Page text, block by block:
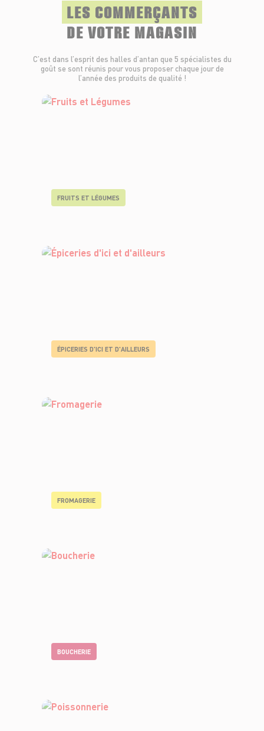
LES COMMERÇANTS
DE VOTRE MAGASIN
C’est dans l’esprit des halles d’antan que 5 spécialistes du
goût se sont réunis pour vous proposer chaque jour de
l’année des produits de qualité !
FRUITS ET LÉGUMES
ÉPICERIES D'ICI ET D'AILLEURS
FROMAGERIE
BOUCHERIE